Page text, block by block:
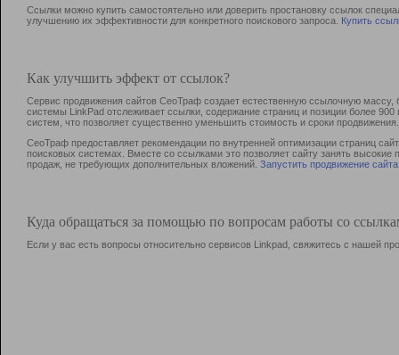
Ссылки можно купить самостоятельно или доверить простановку ссылок
улучшению их эффективности для конкретного поискового запроса. Купить
Как улучшить эффект от ссылок?
Сервис продвижения сайтов СеоТраф создает естественную ссылочную
системы LinkPad отслеживает ссылки, содержание страниц и позиции более
систем, что позволяет существенно уменьшить стоимость и сроки продвижения.
СеоТраф предоставляет рекомендации по внутренней оптимизации страниц
поисковых системах. Вместе со ссылками это позволяет сайту занять
продаж, не требующих дополнительных вложений. Запустить продвижение сайта
Куда обращаться за помощью по вопросам работы со
Если у вас есть вопросы относительно сервисов Linkpad, свяжитесь с нашей